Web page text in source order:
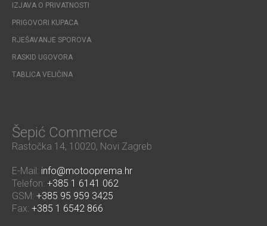
IZJAVA O PRIVATNOSTI
PRIGOVORI KUPACA
RJEŠAVANJE SPOROVA
RASKID UGOVORA
TABLICA VELIČINA
Šepić Commerce
Rastočka 14, 10020, Novi Zagreb
E-Mail: info@motooprema.hr
Telefon: +385 1 6141 062
GSM: +385 95 959 3425
Fax: +385 1 6542 866